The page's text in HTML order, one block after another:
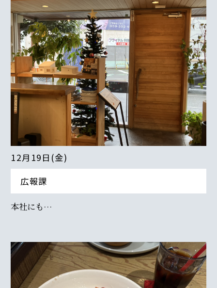
12月19日(金)
広報課
本社にも…